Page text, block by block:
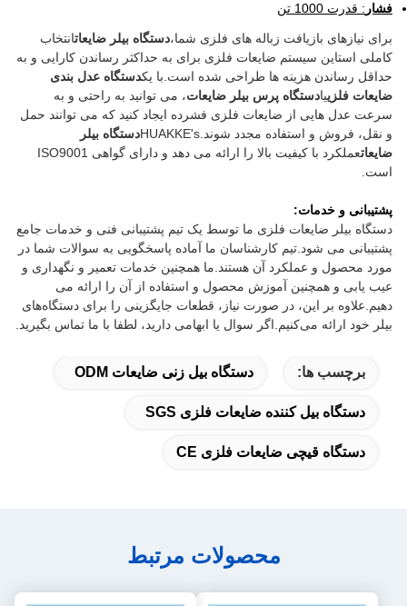
فشار: قدرت 1000 تن
برای نیازهای بازیافت زباله های فلزی شما،دستگاه بیلر ضایعاتانتخاب
کاملی استاین سیستم ضایعات فلزی برای به حداکثر رساندن کارایی و به
حداقل رساندن هزینه ها طراحی شده است.با یکدستگاه عدل بندی
ضایعات فلزی یادستگاه پرس بیلر ضایعات، می توانید به راحتی و به
سرعت عدل هایی از ضایعات فلزی فشرده ایجاد کنید که می توانند حمل
و نقل، فروش و استفاده مجدد شوند.HUAKKE's
دستگاه بیلر
ضایعات
عملکرد با کیفیت بالا را ارائه می دهد و دارای گواهی ISO9001
است.
پشتیبانی و خدمات:
دستگاه بیلر ضایعات فلزی ما توسط یک تیم پشتیبانی فنی و خدمات جامع
پشتیبانی می شود.تیم کارشناسان ما آماده پاسخگویی به سوالات شما در
مورد محصول و عملکرد آن هستند.ما همچنین خدمات تعمیر و نگهداری و
عیب یابی و همچنین آموزش محصول و استفاده از آن را ارائه می
دهیم.علاوه بر این، در صورت نیاز، قطعات جایگزینی را برای دستگاه‌های
بیلر خود ارائه می‌کنیم.اگر سوال یا ابهامی دارید، لطفا با ما تماس بگیرید.
برچسب ها: دستگاه بیل زنی ضایعات ODM
دستگاه بیل کننده ضایعات فلزی SGS
دستگاه قیچی ضایعات فلزی CE
محصولات مرتبط